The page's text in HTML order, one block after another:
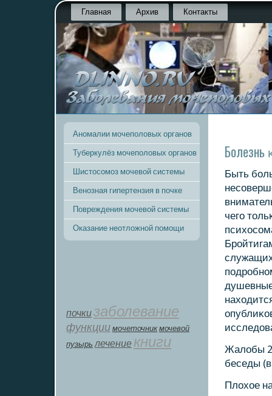
Главная Архив Контакты
Аномалии мочеполовых органов
Туберкулёз мочеполовых органов
Шистосомоз мочевой системы
Венозная гипертензия в почке
Повреждения мочевой системы
Оказание неотложной помощи
почкизаболевание
функции мοчеточник мочевой
пузырь лечение книги
Болезнь
Быть
чегο
Жалобы
беседы
Плохое